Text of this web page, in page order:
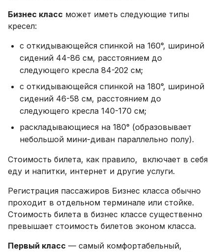
Бизнес класс может иметь следующие типы
кресел:
с откидывающейся спинкой на 160°, шириной
сидений 44-86 см, расстоянием до
следующего кресла 84-202 см;
с откидывающейся спинкой на 180°, шириной
сидений 46-58 см, расстоянием до
следующего кресла 140-170 см;
раскладывающиеся на 180° (образовывает
небольшой мини-диван параллельно полу).
Стоимость билета, как правило, включает в себя
еду и напитки, интернет и другие услуги.
Регистрация пассажиров Бизнес класса обычно
проходит в отдельном терминале или стойке.
Стоимость билета в бизнес классе существенно
превышает стоимость билетов эконом класса.
Первый класс — самый комфортабельный,